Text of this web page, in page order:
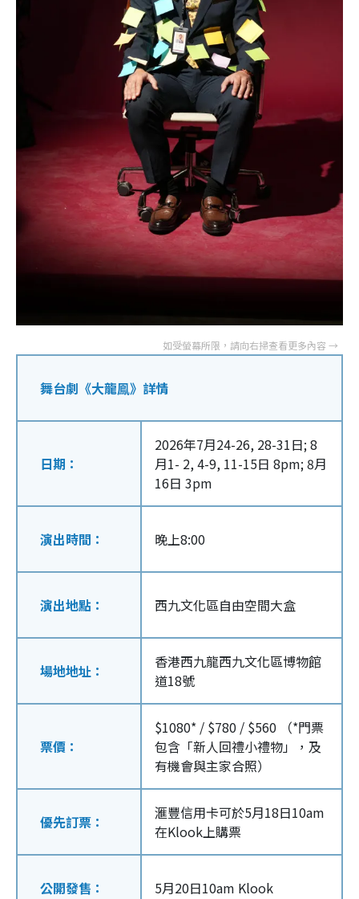
舞台劇《大龍鳯》詳情
日期：
2026年7月24-26, 28-31日; 8
月1- 2, 4-9, 11-15日 8pm; 8月
16日 3pm
演出時間： 晚上8:00
演出地點： 西九文化區自由空間大盒
場地地址：
香港西九龍西九文化區博物館
道18號
票價：
$1080* / $780 / $560 （*門票
包含「新人回禮小禮物」，及
有機會與主家合照）
優先訂票：
滙豐信用卡可於5月18日10am
在Klook上購票
公開發售： 5月20日10am Klook